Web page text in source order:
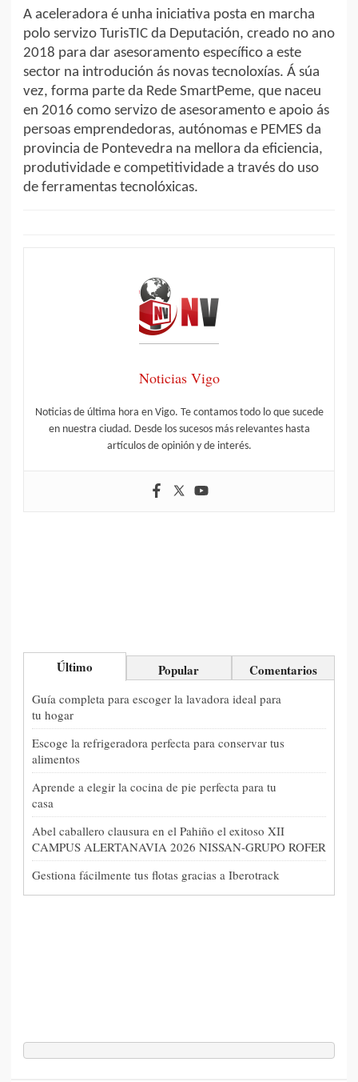
A aceleradora é unha iniciativa posta en marcha
polo servizo TurisTIC da Deputación, creado no ano
2018 para dar asesoramento específico a este
sector na introdución ás novas tecnoloxías. Á súa
vez, forma parte da Rede SmartPeme, que naceu
en 2016 como servizo de asesoramento e apoio ás
persoas emprendedoras, autónomas e PEMES da
provincia de Pontevedra na mellora da eficiencia,
produtividade e competitividade a través do uso
de ferramentas tecnolóxicas.
Noticias Vigo
Noticias de última hora en Vigo. Te contamos todo lo que sucede
en nuestra ciudad. Desde los sucesos más relevantes hasta
artículos de opinión y de interés.
Último Popular Comentarios
Guía completa para escoger la lavadora ideal para
tu hogar
Escoge la refrigeradora perfecta para conservar tus
alimentos
Aprende a elegir la cocina de pie perfecta para tu
casa
Abel caballero clausura en el Pahiño el exitoso XII
CAMPUS ALERTANAVIA 2026 NISSAN-GRUPO ROFER
Gestiona fácilmente tus flotas gracias a Iberotrack